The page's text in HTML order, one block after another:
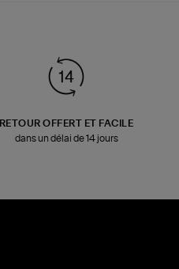
RETOUR OFFERT ET FACILE
dans un délai de 14 jours